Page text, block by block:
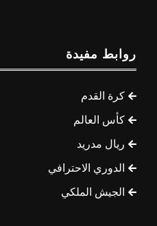
روابط مفيدة
كرة القدم
كأس العالم
ريال مدريد
الدوري الاحترافي
الجيش الملكي